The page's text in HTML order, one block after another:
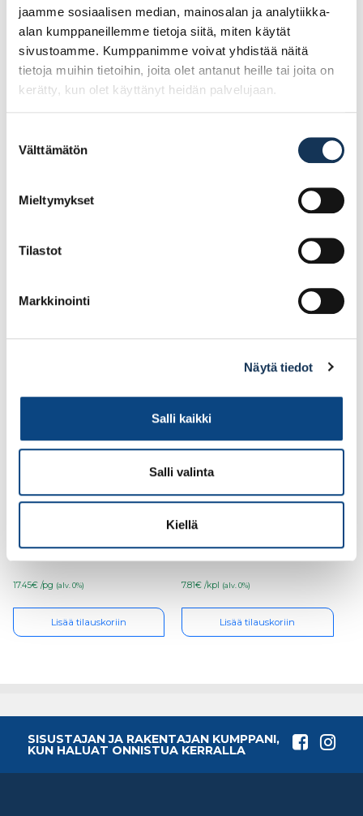
jaamme sosiaalisen median, mainosalan ja analytiikka-
alan kumppaneillemme tietoja siitä, miten käytät
sivustoamme. Kumppanimme voivat yhdistää näitä
tietoja muihin tietoihin, joita olet antanut heille tai joita on
kerätty, kun olet käyttänyt heidän palvelujaan.
valinta
Välttämätön
Mieltymykset
Tilastot
Markkinointi
Näytä tiedot
Salli kaikki
Salli valinta
Kiellä
päälle
11.08€ /kpl(alv. 0%)
Lisää tilauskoriin
Suojalasinpyyhe B-
17.45€ /pg (alv. 0%)
Lisää tilauskoriin
HC/AF kirkas
7.81€ /kpl (alv. 0%)
Lisää tilauskoriin
SISUSTAJAN JA RAKENTAJAN KUMPPANI,
KUN HALUAT ONNISTUA KERRALLA